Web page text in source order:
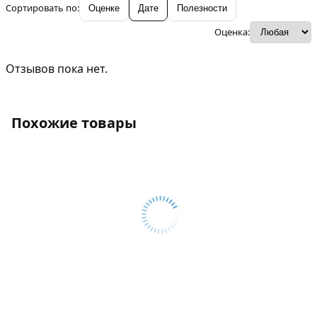
Сортировать по: Оценке Дате Полезности
Оценка:
Отзывов пока нет.
Похожие товары